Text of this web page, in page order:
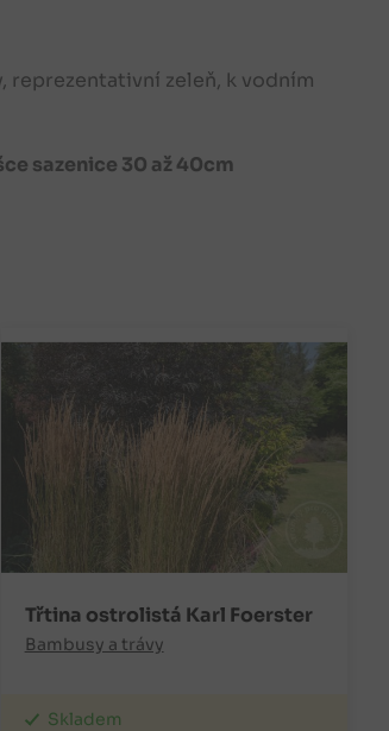
reprezentativní zeleň, k vodním
sazenice 30 až 40cm
Třtina ostrolistá Karl Foerster
Bambusy a trávy
Skladem